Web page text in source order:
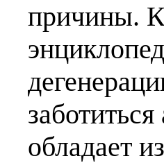
причины.
обладает